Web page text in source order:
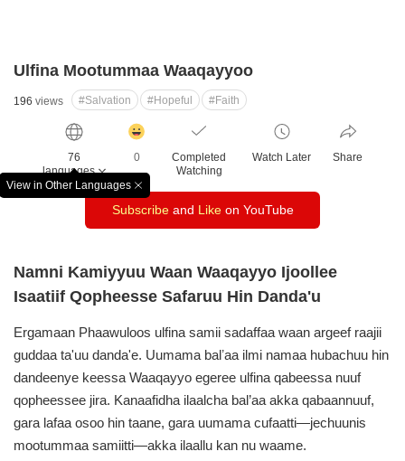
Ulfina Mootummaa Waaqayyoo
196 views #Salvation #Hopeful #Faith
76
languages
View in Other Languages
창
닫
기
릭
수
0
Completed
Watching
Watch Later Share
Subscribeand Likeon YouTube
Namni Kamiyyuu Waan Waaqayyo Ijoollee
Isaatiif Qopheesse Safaruu Hin Danda'u
Ergamaan Phaawuloos ulfina samii sadaffaa waan argeef raajii
guddaa ta'uu danda'e. Uumama balʼaa ilmi namaa hubachuu hin
dandeenye keessa Waaqayyo egeree ulfina qabeessa nuuf
qopheessee jira. Kanaafidha ilaalcha bal’aa akka qabaannuuf,
gara lafaa osoo hin taane, gara uumama cufaatti—jechuunis
mootummaa samiitti—akka ilaallu kan nu waame.